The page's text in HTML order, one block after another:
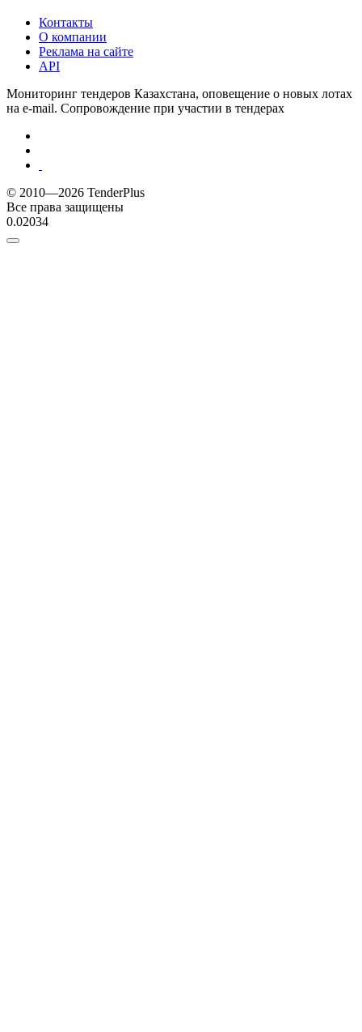
Контакты
О компании
Реклама на сайте
API
Мониторинг тендеров Казахстана, оповещение о новых лотах
на e-mail. Сопровождение при участии в тендерах
© 2010—2026 TenderPlus
Все права защищены
0.02034